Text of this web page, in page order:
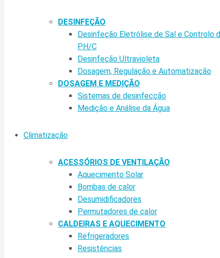
DESINFEÇÃO
Desinfeção Eletrólise de Sal e Controlo
PH/C
Desinfeção Ultravioleta
Dosagem, Regulação e Automatização
DOSAGEM E MEDIÇÃO
Sistemas de desinfecção
Medição e Análise da Água
Climatização
ACESSÓRIOS DE VENTILAÇÃO
Aquecimento Solar
Bombas de calor
Desumidificadores
Permutadores de calor
CALDEIRAS E AQUECIMENTO
Refrigeradores
Resistências